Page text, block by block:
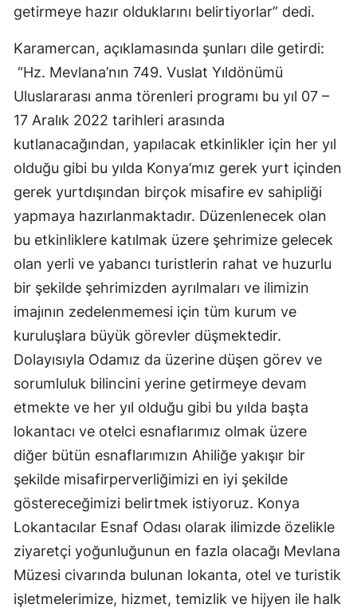
Hakkari
Hatay
Mersin
İstanbul
İzmir
Kastamonu
Kayseri
Kırklareli
Kırşehir
Kocaeli
Konya
Kütahya
Manisa
Kahramanmaraş
getirmeye hazır olduklarını belirtiyorlar” dedi.
Karamercan, açıklamasında şunları dile getirdi:
“Hz. Mevlana’nın 749. Vuslat Yıldönümü
Uluslararası anma törenleri programı bu yıl 07 –
17 Aralık 2022 tarihleri arasında
kutlanacağından, yapılacak etkinlikler için her yıl
olduğu gibi bu yılda Konya’mız gerek yurt içinden
gerek yurtdışından birçok misafire ev sahipliği
yapmaya hazırlanmaktadır. Düzenlenecek olan
bu etkinliklere katılmak üzere şehrimize gelecek
olan yerli ve yabancı turistlerin rahat ve huzurlu
bir şekilde şehrimizden ayrılmaları ve ilimizin
imajının zedelenmemesi için tüm kurum ve
kuruluşlara büyük görevler düşmektedir.
Dolayısıyla Odamız da üzerine düşen görev ve
sorumluluk bilincini yerine getirmeye devam
etmekte ve her yıl olduğu gibi bu yılda başta
lokantacı ve otelci esnaflarımız olmak üzere
diğer bütün esnaflarımızın Ahiliğe yakışır bir
şekilde misafirperverliğimizi en iyi şekilde
göstereceğimizi belirtmek istiyoruz. Konya
Lokantacılar Esnaf Odası olarak ilimizde özelikle
ziyaretçi yoğunluğunun en fazla olacağı Mevlana
Müzesi civarında bulunan lokanta, otel ve turistik
işletmelerimize, hizmet, temizlik ve hijyen ile halk